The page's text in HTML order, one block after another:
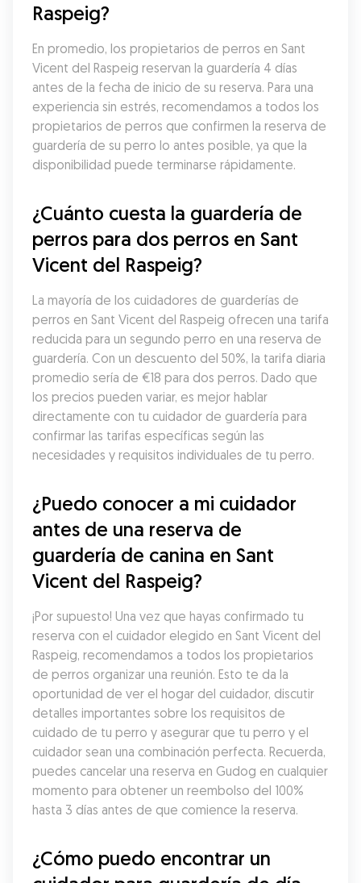
Raspeig?
En promedio, los propietarios de perros en Sant
Vicent del Raspeig reservan la guardería 4 días
antes de la fecha de inicio de su reserva. Para una
experiencia sin estrés, recomendamos a todos los
propietarios de perros que confirmen la reserva de
guardería de su perro lo antes posible, ya que la
disponibilidad puede terminarse rápidamente.
¿Cuánto cuesta la guardería de
perros para dos perros en Sant
Vicent del Raspeig?
La mayoría de los cuidadores de guarderías de
perros en Sant Vicent del Raspeig ofrecen una tarifa
reducida para un segundo perro en una reserva de
guardería. Con un descuento del 50%, la tarifa diaria
promedio sería de €18 para dos perros. Dado que
los precios pueden variar, es mejor hablar
directamente con tu cuidador de guardería para
confirmar las tarifas específicas según las
necesidades y requisitos individuales de tu perro.
¿Puedo conocer a mi cuidador
antes de una reserva de
guardería de canina en Sant
Vicent del Raspeig?
¡Por supuesto! Una vez que hayas confirmado tu
reserva con el cuidador elegido en Sant Vicent del
Raspeig, recomendamos a todos los propietarios
de perros organizar una reunión. Esto te da la
oportunidad de ver el hogar del cuidador, discutir
detalles importantes sobre los requisitos de
cuidado de tu perro y asegurar que tu perro y el
cuidador sean una combinación perfecta. Recuerda,
puedes cancelar una reserva en Gudog en cualquier
momento para obtener un reembolso del 100%
hasta 3 días antes de que comience la reserva.
¿Cómo puedo encontrar un